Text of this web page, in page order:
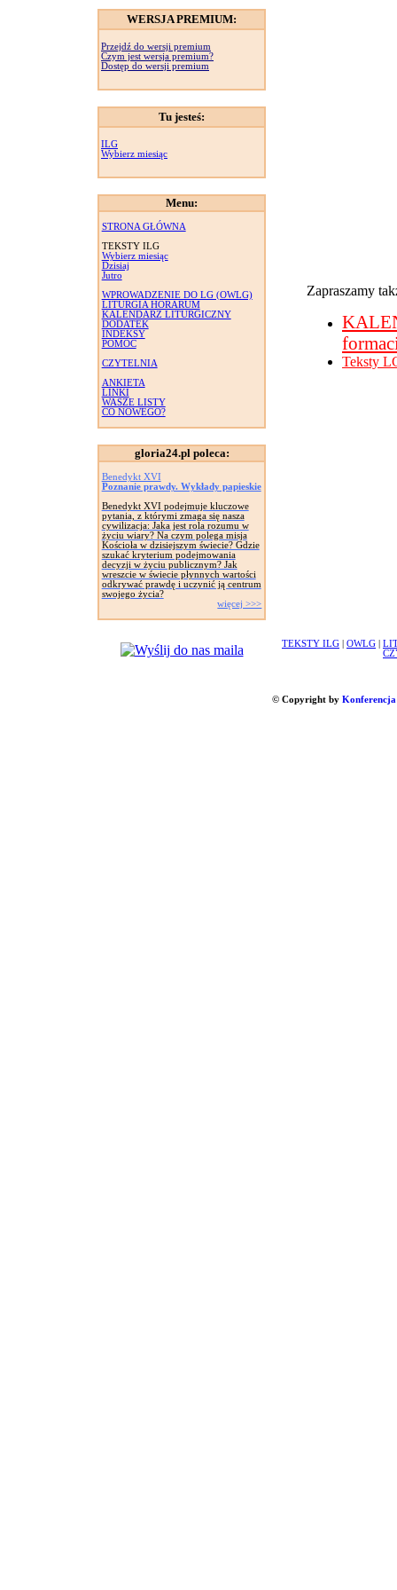
WERSJA PREMIUM:
Przejdź do wersji premium
Czym jest wersja premium?
Dostęp do wersji premium
Tu jesteś:
ILG
Wybierz miesiąc
Menu:
STRONA GŁÓWNA
TEKSTY ILG
Wybierz miesiąc
Dzisiaj
Jutro
WPROWADZENIE DO LG (OWLG)
LITURGIA HORARUM
KALENDARZ LITURGICZNY
DODATEK
INDEKSY
POMOC
CZYTELNIA
ANKIETA
LINKI
WASZE LISTY
CO NOWEGO?
gloria24.pl poleca:
Benedykt XVI
Poznanie prawdy. Wykłady papieskie
Benedykt XVI podejmuje kluczowe
pytania, z którymi zmaga się nasza
cywilizacja: Jaka jest rola rozumu w
życiu wiary? Na czym polega misja
Kościoła w dzisiejszym świecie? Gdzie
szukać kryterium podejmowania
decyzji w życiu publicznym? Jak
wreszcie w świecie płynnych wartości
odkrywać prawdę i uczynić ją centrum
swojego życia?
więcej >>>
Zapraszamy
Teksty
TEKSTY ILG OWLG
© Copyright by Konferencja